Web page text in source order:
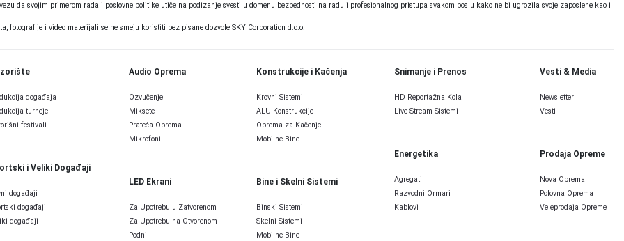
da svojim primerom rada i poslovne politike utiče na podizanje svesti u domenu bezbednosti na radu i profesionalnog pristupa svakom poslu kako ne bi ugrozila svoje zaposlene kao i
i video materijali se ne smeju koristiti bez pisane dozvole SKY Corporation d.o.o.
događaja
turneje
festivali
i Veliki Događaji
događaji
događaji
događaji
Audio Oprema
Ozvučenje
Miksete
Prateća Oprema
Mikrofoni
LED Ekrani
Za Upotrebu u Zatvorenom
Za Upotrebu na Otvorenom
Podni
Konstrukcije i Kačenja
Krovni Sistemi
ALU Konstrukcije
Oprema za Kačenje
Mobilne Bine
Bine i Skelni Sistemi
Binski Sistemi
Skelni Sistemi
Mobilne Bine
Snimanje i Prenos
HD Reportažna Kola
Live Stream Sistemi
Energetika
Agregati
Razvodni Ormari
Kablovi
Vesti & Media
Newsletter
Vesti
Prodaja Opreme
Nova Oprema
Polovna Oprema
Veleprodaja Opreme